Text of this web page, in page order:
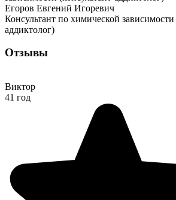
Егоров Евгений Игоревич
Консультант по химической зависимости
аддиктолог)
Отзывы
Виктор
41 год